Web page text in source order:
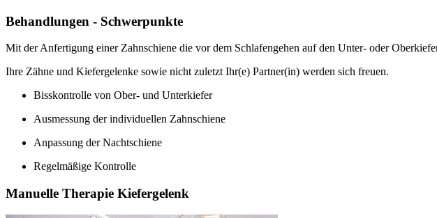
Behandlungen - Schwerpunkte
Mit der Anfertigung einer Zahnschiene die vor dem Schlafengehen auf den Unter- oder
Ihre Zähne und Kiefergelenke sowie nicht zuletzt Ihr(e) Partner(in) werden sich freuen.
Bisskontrolle von Ober- und Unterkiefer
Ausmessung der individuellen Zahnschiene
Anpassung der Nachtschiene
Regelmäßige Kontrolle
Manuelle Therapie Kiefergelenk